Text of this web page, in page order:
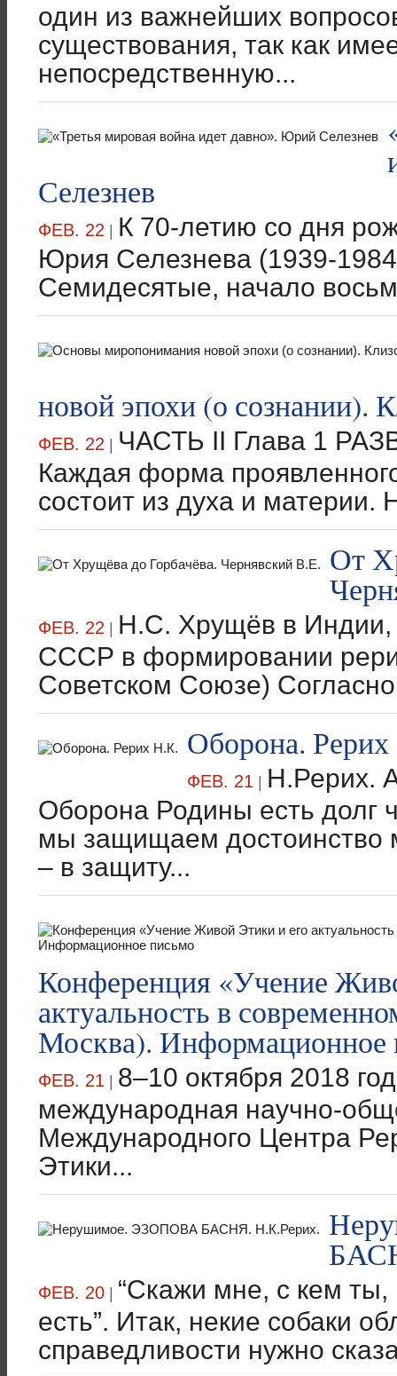
один из важнейших
существования, так как
непосредственную...
Селезнев
ФЕВ. 22 | К 70-летию со дня
Юрия Селезнева (1939-
Семидесятые, начало
новой эпохи (о сознании).
ФЕВ. 22 | ЧАСТЬ II Глава 1
Каждая форма
состоит из духа и материи.
От
ФЕВ. 22 | Н.С. Хрущёв в Индии,
СССР в формировании
Советском Союзе)
Оборона.
ФЕВ. 21 | Н.Рерих.
Оборона Родины есть долг
мы защищаем достоинство
– в защиту...
Конференция «Учение
актуальность в
Москва). Информационное
ФЕВ. 21 | 8–10 октября 2018
международная научно-
Международного Центра
Этики...
ФЕВ. 20 | “Скажи мне, с кем
есть”. Итак, некие собаки
справедливости нужно